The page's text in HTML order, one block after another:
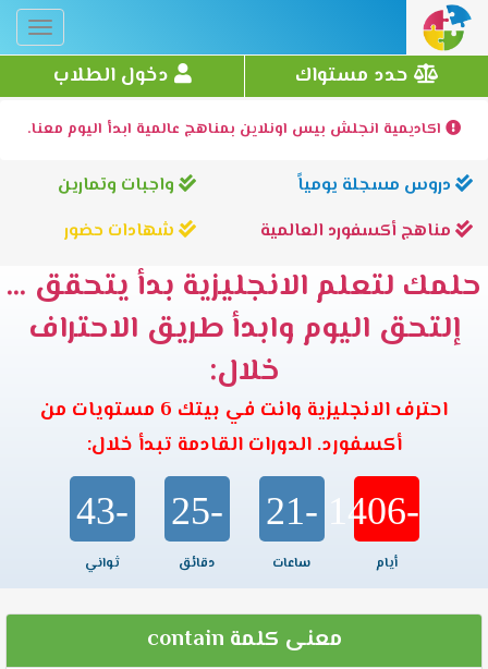
حدد مستواك دخول الطلاب
اكاديمية انجلش بيس اونلاين بمناهج عالمية ابدأ اليوم معنا.
دروس مسجلة يومياً
واجبات وتمارين
مناهج أكسفورد العالمية
شهادات حضور
حلمك لتعلم الانجليزية بدأ يتحقق ...
إلتحق اليوم وابدأ طريق الاحتراف
خلال:
احترف الانجليزية وانت في بيتك 6 مستويات من
أكسفورد. الدورات القادمة تبدأ خلال:
-1406
أيام
-21
ساعات
-25
دقائق
-43
ثواني
معنى كلمة contain